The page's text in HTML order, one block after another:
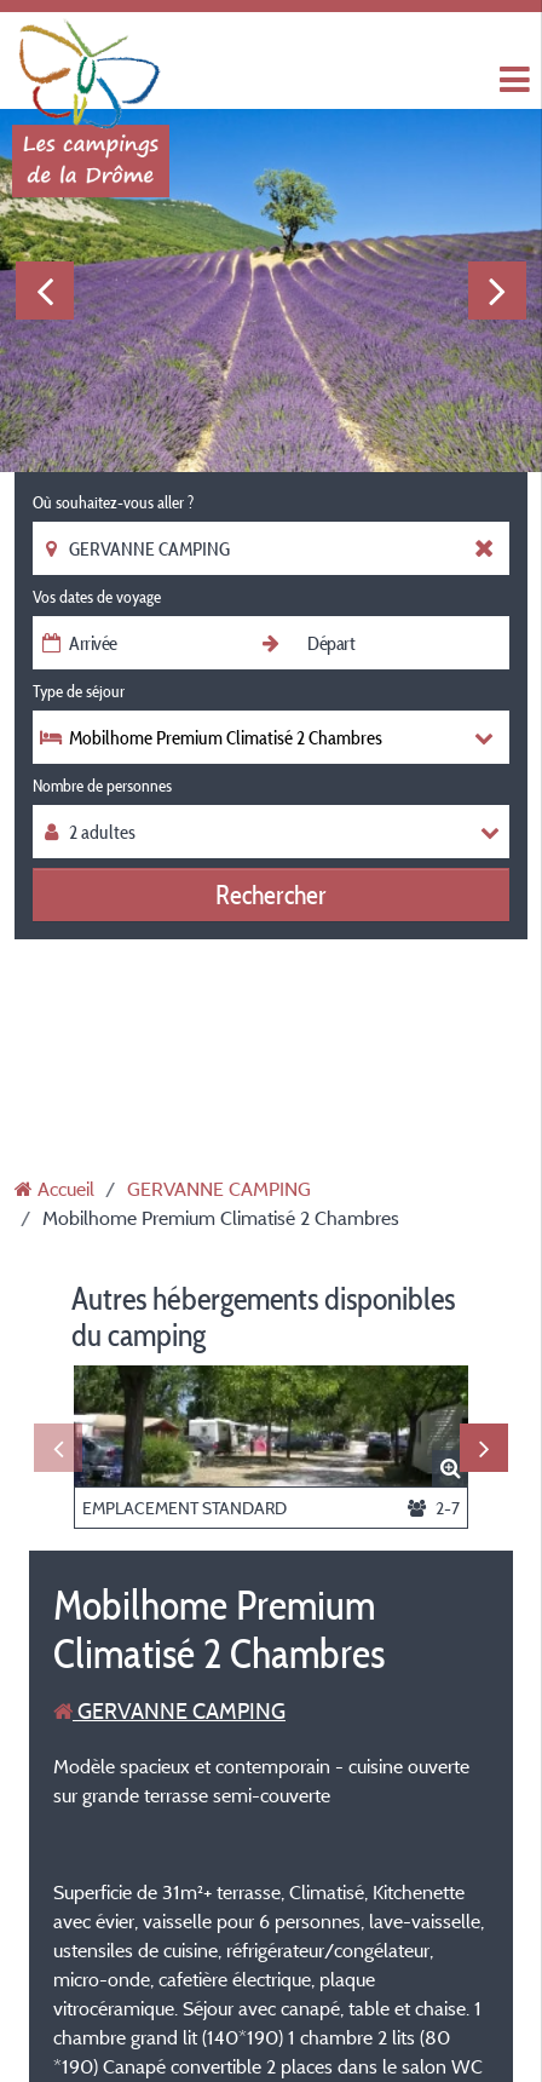
Où souhaitez-vous aller ?
Vos dates de voyage
Type de séjour
Mobilhome Premium Climatisé 2 Chambres
Nombre de personnes
Rechercher
Accueil
GERVANNE CAMPING
Mobilhome Premium Climatisé 2 Chambres
Autres hébergements disponibles
du camping
EMPLACEMENT STANDARD 2-7
Mobilhome Premium
Climatisé 2 Chambres
GERVANNE CAMPING
Modèle spacieux et contemporain - cuisine ouverte
sur grande terrasse semi-couverte
Superficie de 31m²+ terrasse, Climatisé, Kitchenette
avec évier, vaisselle pour 6 personnes, lave-vaisselle,
ustensiles de cuisine, réfrigérateur/congélateur,
micro-onde, cafetière électrique, plaque
vitrocéramique. Séjour avec canapé, table et chaise. 1
chambre grand lit (140*190) 1 chambre 2 lits (80
*190) Canapé convertible 2 places dans le salon WC